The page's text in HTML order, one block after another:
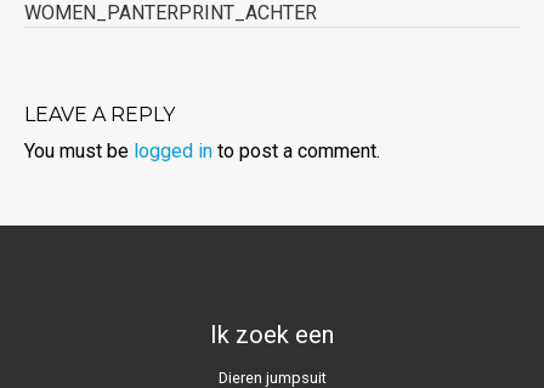
WOMEN_PANTERPRINT_ACHTER
LEAVE A REPLY
You must be logged in to post a comment.
Ik zoek een
Dieren jumpsuit